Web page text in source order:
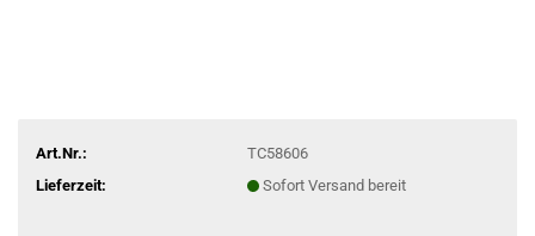
Art.Nr.:
TC58606
Lieferzeit:
Sofort Versand bereit